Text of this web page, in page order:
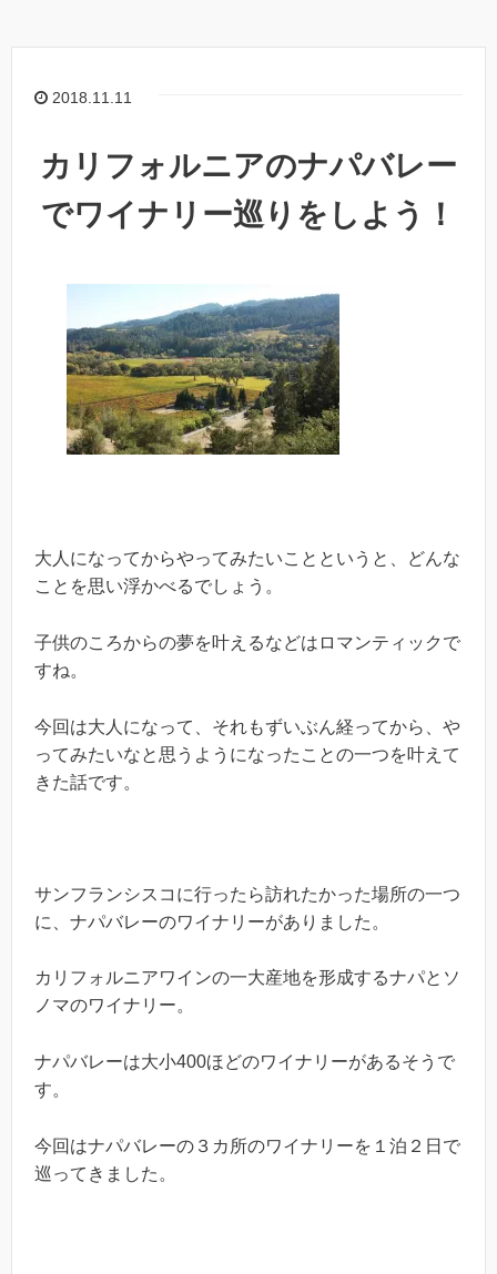
2018.11.11
カリフォルニアのナパバレー
でワイナリー巡りをしよう！
大人になってからやってみたいことというと、どんな
ことを思い浮かべるでしょう。
子供のころからの夢を叶えるなどはロマンティックで
すね。
今回は大人になって、それもずいぶん経ってから、や
ってみたいなと思うようになったことの一つを叶えて
きた話です。
サンフランシスコに行ったら訪れたかった場所の一つ
に、ナパバレーのワイナリーがありました。
カリフォルニアワインの一大産地を形成するナパとソ
ノマのワイナリー。
ナパバレーは大小400ほどのワイナリーがあるそうで
す。
今回はナパバレーの３カ所のワイナリーを１泊２日で
巡ってきました。